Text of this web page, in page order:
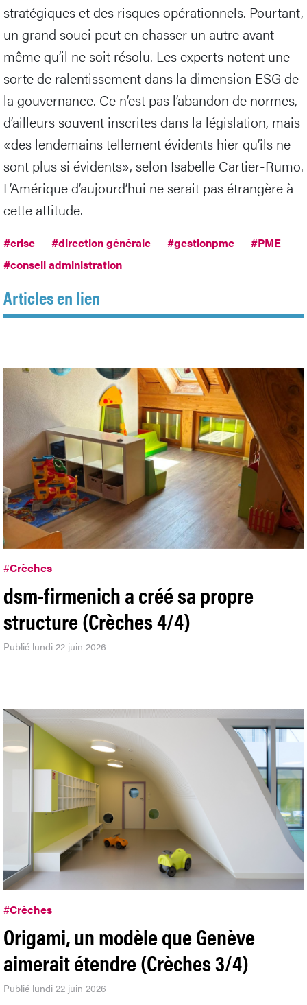
De nos jours, la crise est partout et pratiquement
permanente, faisant apparaître à la fois des risques
stratégiques et des risques opérationnels. Pourtant,
un grand souci peut en chasser un autre avant
même qu’il ne soit résolu. Les experts notent une
sorte de ralentissement dans la dimension ESG de
la gouvernance. Ce n’est pas l’abandon de normes,
d’ailleurs souvent inscrites dans la législation, mais
«des lendemains tellement évidents hier qu’ils ne
sont plus si évidents», selon Isabelle Cartier-Rumo.
L’Amérique d’aujourd’hui ne serait pas étrangère à
cette attitude.
#crise #direction générale
#conseil administration
Crèches
dsm-firmenich a créé sa propre
structure (Crèches 4/4)
Crèches
Origami, un modèle que Genève